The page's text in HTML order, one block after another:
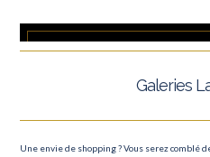
Galeries
Une envie de shopping ? Vous serez comblé